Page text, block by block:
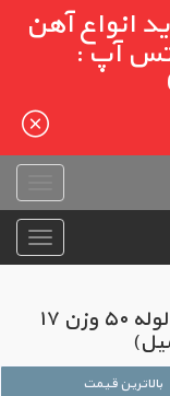
انواع آهن
آپ :
قیمت لوله داربست و اتصالات - لوله ۵۰ وزن ۱۷
بالاترین قیمت